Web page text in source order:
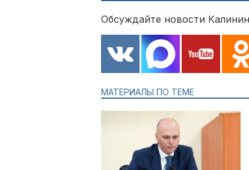
Обсуждайте новости
МАТЕРИАЛЫ ПО ТЕМЕ